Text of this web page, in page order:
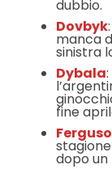
dubbio.
Dovbyk
manca
sinistra
Dybala
fine
dopo un